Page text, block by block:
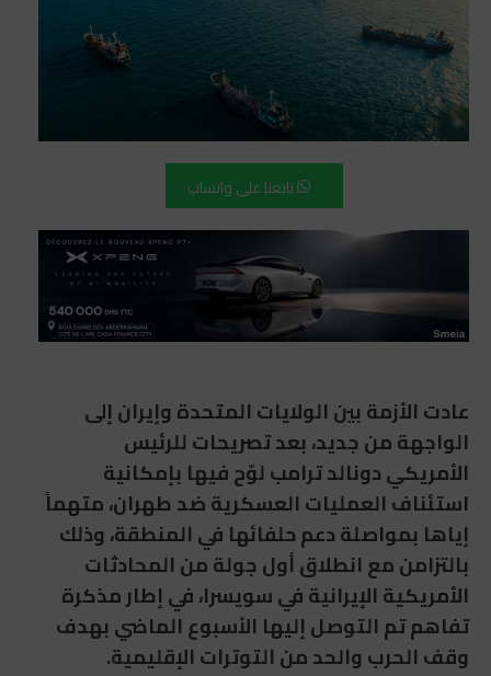
تابعنا على واتساب
عادت الأزمة بين الولايات المتحدة وإيران إلى
الواجهة من جديد، بعد تصريحات للرئيس
الأمريكي دونالد ترامب لوّح فيها بإمكانية
استئناف العمليات العسكرية ضد طهران، متهماً
إياها بمواصلة دعم حلفائها في المنطقة، وذلك
بالتزامن مع انطلاق أول جولة من المحادثات
الأمريكية الإيرانية في سويسرا، في إطار مذكرة
تفاهم تم التوصل إليها الأسبوع الماضي بهدف
وقف الحرب والحد من التوترات الإقليمية.